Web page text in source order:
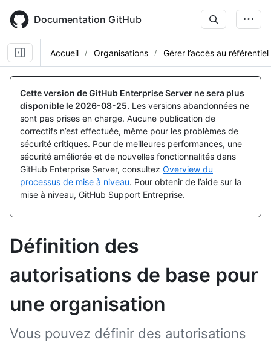
main
content
Documentation GitHub
Accueil Organisations Gérer l’accès au référentiel
Cette version de GitHub Enterprise Server ne sera plus
disponible le 2026-08-25. Les versions abandonnées ne
sont pas prises en charge. Aucune publication de
correctifs n’est effectuée, même pour les problèmes de
sécurité critiques. Pour de meilleures performances, une
sécurité améliorée et de nouvelles fonctionnalités dans
GitHub Enterprise Server, consultez Overview du
processus de mise à niveau. Pour obtenir de l’aide sur la
mise à niveau, GitHub Support Entreprise.
Définition des
autorisations de base pour
une organisation
Vous pouvez définir des autorisations